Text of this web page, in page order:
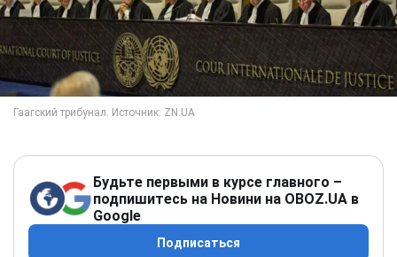
Будьте первыми в курсе главного –
подпишитесь на Новини на OBOZ.UA в
Google
Подписаться